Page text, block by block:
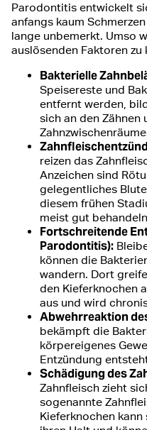
Parodontitis entwickelt
anfangs kaum
lange unbemerkt. Umso
auslösenden Faktoren zu
Bakterielle
Speisereste und
entfernt werden,
sich an den Zähnen
reizen das
Anzeichen sind
gelegentliches
diesem frühen
meist gut
Fortschreitende
Parodontitis):
können die
wandern. Dort
den Kieferknochen
aus und wird
Abwehrreaktion
bekämpft die
körpereigenes
Entzündung
Schädigung des
Zahnfleisch zieht
sogenannte
Kieferknochen